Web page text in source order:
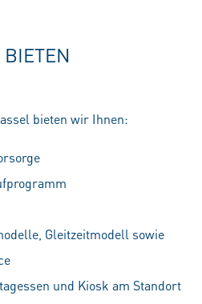
bieten wir Ihnen:
Gleitzeitmodell sowie
und Kiosk am Standort